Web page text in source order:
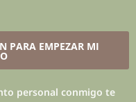
PARA EMPEZAR MI
personal conmigo te